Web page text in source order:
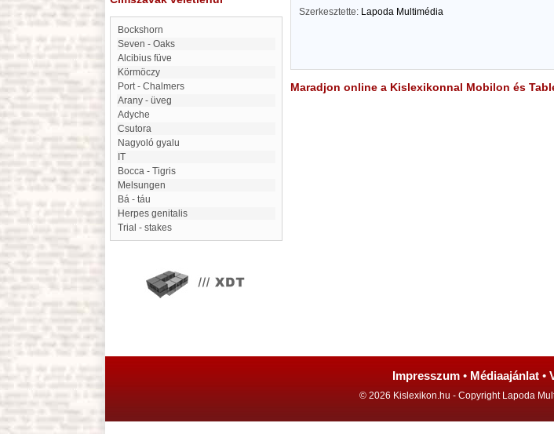
Bockshorn
Seven - Oaks
Alcibius füve
Körmöczy
Port - Chalmers
Arany - üveg
Adyche
Csutora
Nagyoló gyalu
IT
Bocca - Tigris
Melsungen
Bá - táu
herpes genitalis
Trial - stakes
Szerkesztette: Lapoda Multimédia
Maradjon online a Kislexikonnal Mobilon és
Impresszum • Médiaajánlat •
© 2026 Kislexikon.hu - Copyright Lapoda